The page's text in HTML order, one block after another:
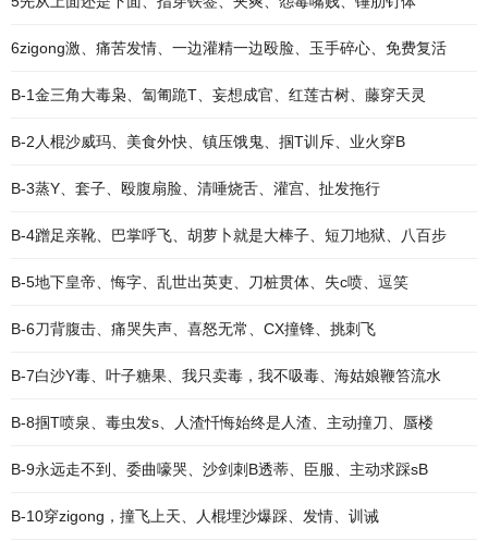
6zigong激、痛苦发情、一边灌精一边殴脸、玉手碎心、免费复活
B-1金三角大毒枭、匐匍跪T、妄想成官、红莲古树、藤穿天灵
B-2人棍沙威玛、美食外快、镇压饿鬼、掴T训斥、业火穿B
B-3蒸Y、套子、殴腹扇脸、清唾烧舌、灌宫、扯发拖行
B-4蹭足亲靴、巴掌呼飞、胡萝卜就是大棒子、短刀地狱、八百步
B-5地下皇帝、悔字、乱世出英吏、刀桩贯体、失c喷、逗笑
B-6刀背腹击、痛哭失声、喜怒无常、CX撞锋、挑刺飞
B-7白沙Y毒、叶子糖果、我只卖毒，我不吸毒、海姑娘鞭笞流水
B-8掴T喷泉、毒虫发s、人渣忏悔始终是人渣、主动撞刀、蜃楼
B-9永远走不到、委曲嚎哭、沙剑刺B透蒂、臣服、主动求踩sB
B-10穿zigong，撞飞上天、人棍埋沙爆踩、发情、训诫